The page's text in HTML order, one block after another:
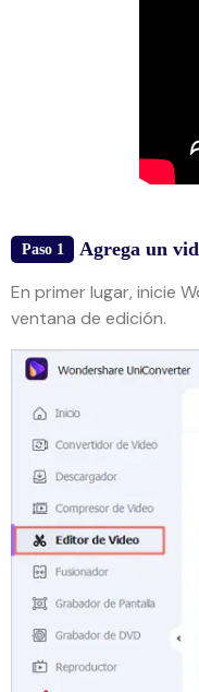
Paso 1 Agrega un
En primer lugar, inicie
ventana de edición.